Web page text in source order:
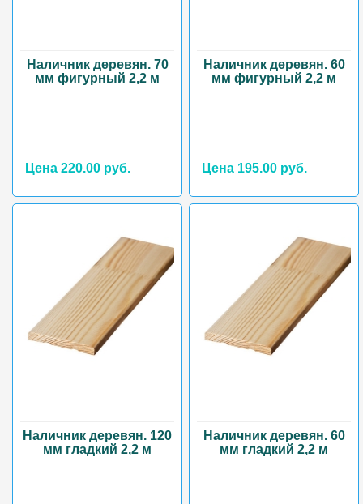
Наличник деревян. 70
мм фигурный 2,2 м
Цена 220.00 руб.
Наличник деревян. 60
мм фигурный 2,2 м
Цена 195.00 руб.
Наличник деревян. 120
мм гладкий 2,2 м
Наличник деревян. 60
мм гладкий 2,2 м